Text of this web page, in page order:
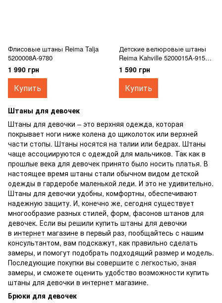
Флисовые штаны Reima Talja
5200008A-9780
1 990 грн
Купить
Детские велюровые штаны
Reima Kahville 5200015A-9150
серые
1 590 грн
Купить
Штаны для девочек
Штаны для девочки – это верхняя одежда, которая
покрывает ноги ниже колена до щиколоток или верхней
части стопы. Штаны носятся на талии или бедрах. Штаны
чаще ассоциируются с одеждой для мальчиков. Так как в
прошлые века для девочек принято было носить платья. В
настоящее время штаны стали обычном видом детской
одежды в гардеробе маленькой леди. И это не удивительно.
Штаны для девочки удобны, комфортны, обеспечивают
надежную защиту. И, конечно же, сегодня существует
многообразие разных стилей, форм, фасонов штанов для
девочек. Если вы решили купить штаны для девочки
в интернет магазине в первый раз, пообщайтесь с нашим
консультантом, вам подскажут, как правильно сделать
замеры, и помогут подобрать подходящий размер и модель.
Последующие покупки вы совершите с легкостью, зная
замеры, и сможете оценить удобство возможности купить
штаны для девочки в интернет магазине.
Брюки для девочек